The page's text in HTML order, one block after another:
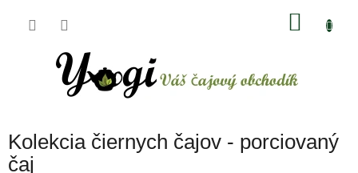
Kolekcia čiernych čajov - porciovaný
čaj